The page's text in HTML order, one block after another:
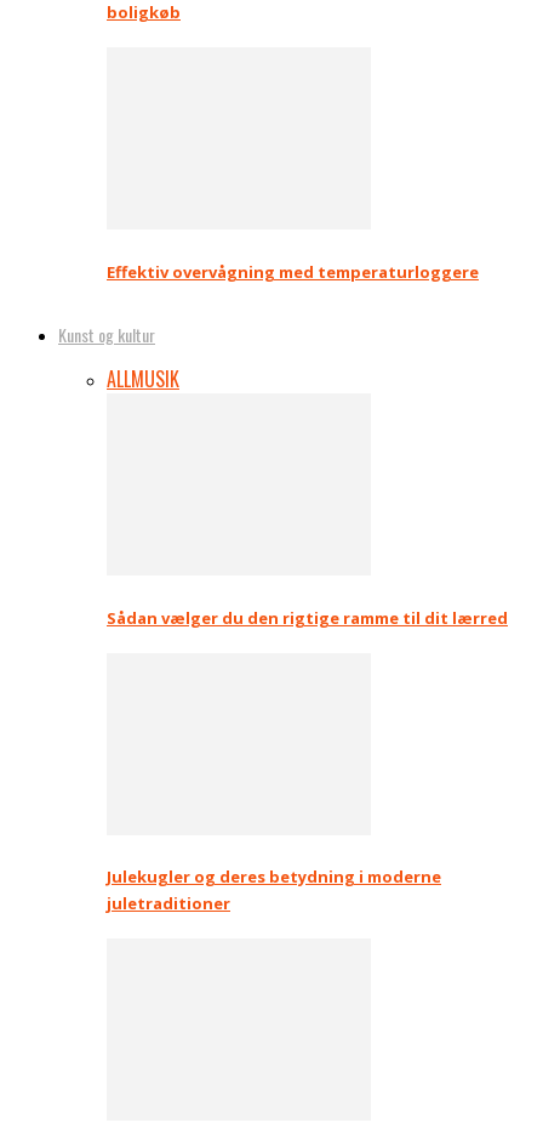
boligkøb
Effektiv overvågning med temperaturloggere
Kunst og kultur
ALLMUSIK
Sådan vælger du den rigtige ramme til dit lærred
Julekugler og deres betydning i moderne
juletraditioner